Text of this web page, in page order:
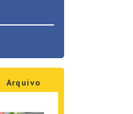
Arquivo